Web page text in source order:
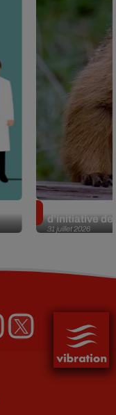
31 juillet 2026
d’initiative